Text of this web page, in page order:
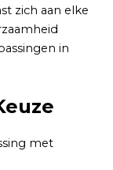
zich aan elke
in
met